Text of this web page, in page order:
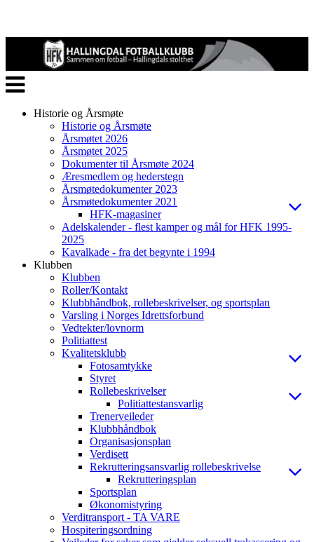
Veksle
navigasjon
Historie og Årsmøte
Historie og Årsmøte
Årsmøtet 2026
Årsmøtet 2025
Dokumenter til Årsmøte 2024
Æresmedlem og hederstegn
Årsmøtedokumenter 2023
Årsmøtedokumenter 2021
HFK-magasiner
Adelskalender - flest kamper og mål for HFK 1995-
2025
Kavalkade - fra det begynte i 1994
Klubben
Klubben
Roller/Kontakt
Klubbhåndbok, rollebeskrivelser, og sportsplan
Varsling i Norges Idrettsforbund
Vedtekter/lovnorm
Politiattest
Kvalitetsklubb
Fotosamtykke
Styret
Rollebeskrivelser
Politiattestansvarlig
Trenerveileder
Klubbhåndbok
Organisasjonsplan
Verdisett
Rekrutteringsansvarlig rollebeskrivelse
Rekrutteringsplan
Sportsplan
Økonomistyring
Verditransport - TA VARE
Hospiteringsordning